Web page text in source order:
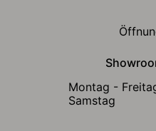
Montag -
Samstag